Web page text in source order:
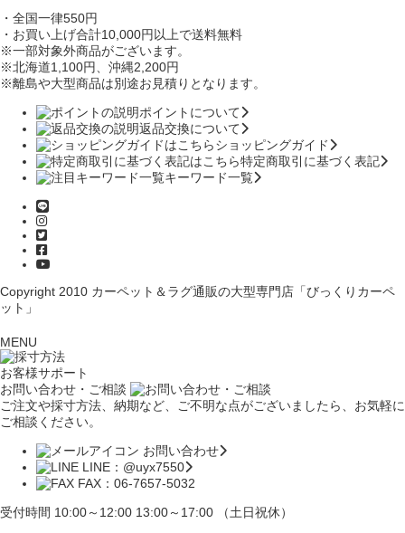
・全国一律550円
・お買い上げ合計10,000円 以上で送料無料
※一部対象外商品がございます。
※北海道1,100円、沖縄2,200円
※離島や大型商品は別途お見積りとなります。
ポイントについて
返品交換について
ショッピングガイド
特定商取引に基づく表記
キーワード一覧
Copyright 2010 カーペット＆ラグ通販の大型専門店「びっくりカーペ
ット」
MENU
お客様サポート
お問い合わせ・ご相談
ご注文や採寸方法、納期など、ご不明な点がございましたら、お気軽に
ご相談ください。
お問い合わせ
LINE：@uyx7550
FAX：06-7657-5032
受付時間 10:00～12:00 13:00～17:00 （土日祝休）